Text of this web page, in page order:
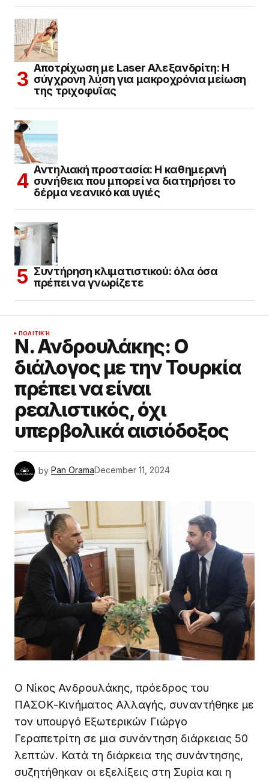
Αποτρίχωση με Laser Αλεξανδρίτη: Η
σύγχρονη λύση για μακροχρόνια μείωση
της τριχοφυΐας
Αντηλιακή προστασία: Η καθημερινή
συνήθεια που μπορεί να διατηρήσει το
δέρμα νεανικό και υγιές
Συντήρηση κλιματιστικού: όλα όσα
πρέπει να γνωρίζετε
ΠΟΛΙΤΙΚΉ
Ν. Ανδρουλάκης: Ο
διάλογος με την Τουρκία
πρέπει να είναι
ρεαλιστικός, όχι
υπερβολικά αισιόδοξος
by Pan OramaDecember 11, 2024
Ο Νίκος Ανδρουλάκης, πρόεδρος του
ΠΑΣΟΚ-Κινήματος Αλλαγής, συναντήθηκε με
τον υπουργό Εξωτερικών Γιώργο
Γεραπετρίτη σε μια συνάντηση διάρκειας 50
λεπτών. Κατά τη διάρκεια της συνάντησης,
συζητήθηκαν οι εξελίξεις στη Συρία και η